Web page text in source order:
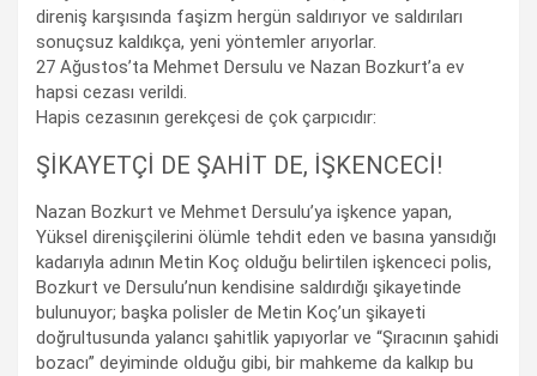
direniş karşısında faşizm hergün saldırıyor ve saldırıları
sonuçsuz kaldıkça, yeni yöntemler arıyorlar.
27 Ağustos’ta Mehmet Dersulu ve Nazan Bozkurt’a ev
hapsi cezası verildi.
Hapis cezasının gerekçesi de çok çarpıcıdır:
ŞİKAYETÇİ DE ŞAHİT DE, İŞKENCECİ!
Nazan Bozkurt ve Mehmet Dersulu’ya işkence yapan,
Yüksel direnişçilerini ölümle tehdit eden ve basına yansıdığı
kadarıyla adının Metin Koç olduğu belirtilen işkenceci polis,
Bozkurt ve Dersulu’nun kendisine saldırdığı şikayetinde
bulunuyor; başka polisler de Metin Koç’un şikayeti
doğrultusunda yalancı şahitlik yapıyorlar ve “Şıracının şahidi
bozacı” deyiminde olduğu gibi, bir mahkeme da kalkıp bu